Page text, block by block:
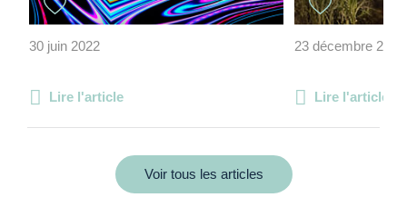
30 juin 2022
Lire l'article
23 décembre 2021
Lire l'article
Voir tous les articles